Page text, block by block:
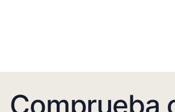
Comprueba